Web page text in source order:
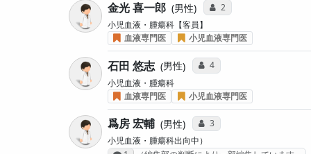
金光 喜一郎 男性 コミュニケーション・タ
2
小児血液・腫瘍科【客員】
血液専門医
小児血液専門医
石田 悠志 男性 コミュニケーション・タイプ
4
小児血液・腫瘍科
血液専門医
小児血液専門医
爲房 宏輔 男性 コミュニケーション・タイプ
3
小児血液・腫瘍科出向中）